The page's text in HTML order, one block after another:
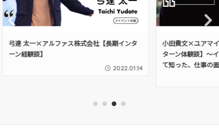
vio
ンタ
小田貴文×ユアマイスター株式会社【長期イン
ターン体験談】～インサイドセールスを経験し
て知った、仕事の面白み～
松浦
ーン経
1 2 3 4